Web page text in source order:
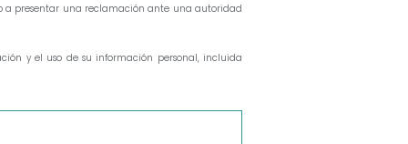
a presentar una reclamación ante una autoridad
y el uso de su información personal, incluida